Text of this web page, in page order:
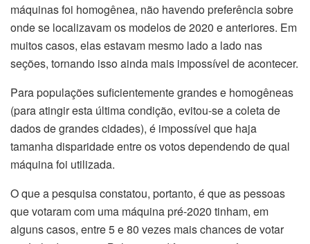
máquinas foi homogênea, não havendo preferência sobre
onde se localizavam os modelos de 2020 e anteriores. Em
muitos casos, elas estavam mesmo lado a lado nas
seções, tornando isso ainda mais impossível de acontecer.
Para populações suficientemente grandes e homogêneas
(para atingir esta última condição, evitou-se a coleta de
dados de grandes cidades), é impossível que haja
tamanha disparidade entre os votos dependendo de qual
máquina foi utilizada.
O que a pesquisa constatou, portanto, é que as pessoas
que votaram com uma máquina pré-2020 tinham, em
alguns casos, entre 5 e 80 vezes mais chances de votar